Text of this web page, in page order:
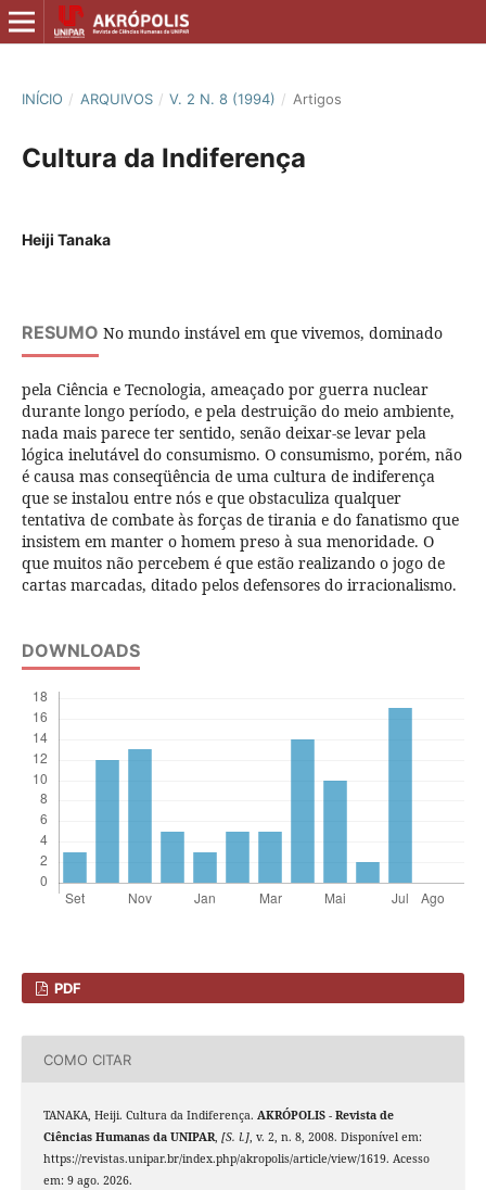
INÍCIO / ARQUIVOS / V. 2 N. 8 (1994) / Artigos
Cultura da Indiferença
Heiji Tanaka
RESUMO No mundo instável em que vivemos, dominado
pela Ciência e Tecnologia, ameaçado por guerra nuclear
durante longo período, e pela destruição do meio ambiente,
nada mais parece ter sentido, senão deixar-se levar pela
lógica inelutável do consumismo. O consumismo, porém, não
é causa mas conseqüência de uma cultura de indiferença
que se instalou entre nós e que obstaculiza qualquer
tentativa de combate às forças de tirania e do fanatismo que
insistem em manter o homem preso à sua menoridade. O
que muitos não percebem é que estão realizando o jogo de
cartas marcadas, ditado pelos defensores do irracionalismo.
DOWNLOADS
PDF
COMO CITAR
TANAKA, Heiji. Cultura da Indiferença. AKRÓPOLIS - Revista de
Ciências Humanas da UNIPAR, [S. l.], v. 2, n. 8, 2008. Disponível em:
https://revistas.unipar.br/index.php/akropolis/article/view/1619. Acesso
em: 9 ago. 2026.